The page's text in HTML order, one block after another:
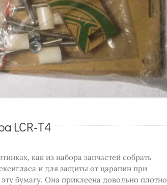
LCR-T4
как из набора запчастей собрать
и для защиты от царапин при
бумагу. Она приклеена довольно